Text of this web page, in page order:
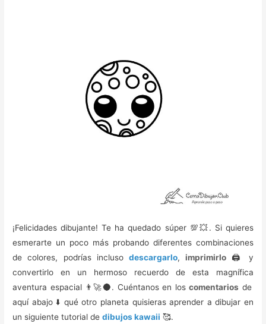
¡Felicidades dibujante! Te ha quedado súper 💯💥. Si quieres
esmerarte un poco más probando diferentes combinaciones
de colores, podrías incluso descargarlo,imprimirlo 🖨️ y
convertirlo en un hermoso recuerdo de esta magnífica
aventura espacial 👨‍🚀🌑. Cuéntanos en loscomentarios de
aquí abajo ⬇️ qué otro planeta quisieras aprender a dibujar en
un siguiente tutorial dedibujos kawaii 🥰️.